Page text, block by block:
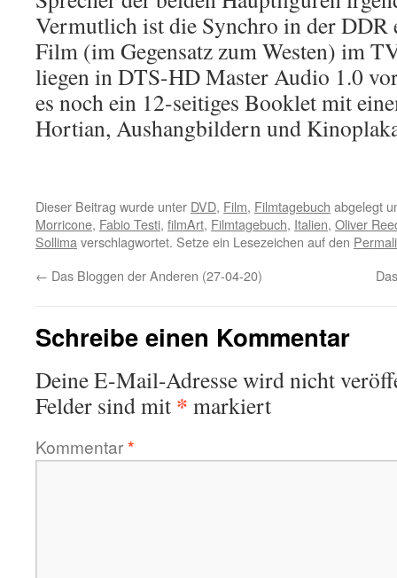
Vermutlich ist die Synchro in der DDR
Film (im Gegensatz zum Westen) im
liegen in DTS-HD Master Audio 1.0
es noch ein 12-seitiges Booklet mit
Hortian, Aushangbildern und
Dieser Beitrag wurde unter DVD, Film, Filmtagebuch abgelegt
Morricone, Fabio Testi, filmArt, Filmtagebuch, Italien, Oliver
Sollima verschlagwortet. Setze ein Lesezeichen auf den
← Das Bloggen der Anderen (27-04-20)
Schreibe einen Kommentar
Deine E-Mail-Adresse wird nicht
Felder sind mit * markiert
Kommentar*